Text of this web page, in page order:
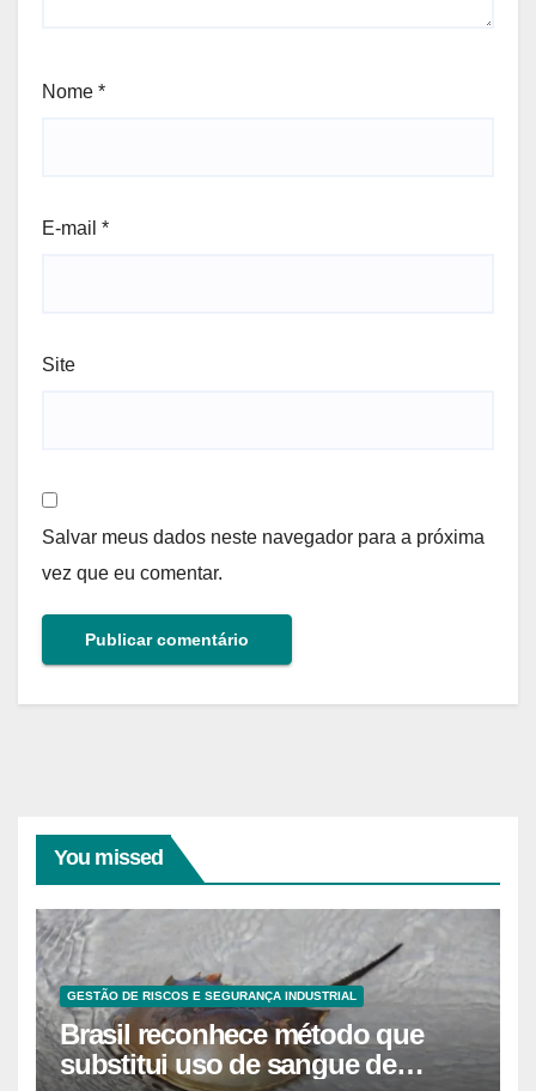
Nome *
E-mail *
Site
Salvar meus dados neste navegador para a próxima
vez que eu comentar.
You missed
GESTÃO DE RISCOS E SEGURANÇA INDUSTRIAL
Brasil reconhece método que
substitui uso de sangue de